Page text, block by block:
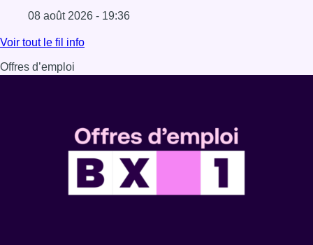
08 août 2026 - 19:36
Lire l'article Au Moeraske, Bart Hanssens recense des
Voir tout le fil info
Offres d’emploi